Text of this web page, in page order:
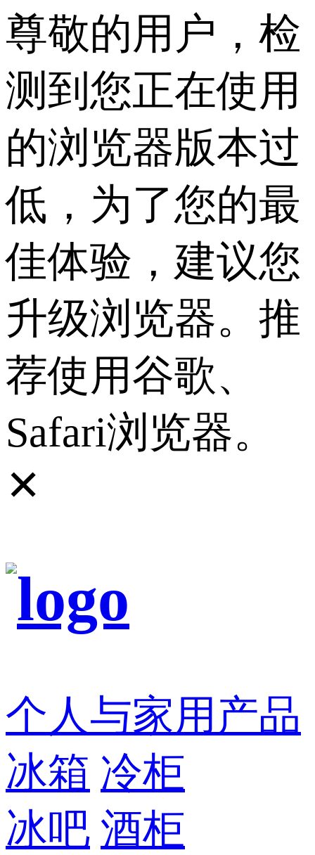
尊敬的用户，检
测到您正在使用
的浏览器版本过
低，为了您的最
佳体验，建议您
升级浏览器。推
荐使用谷歌、
Safari浏览器。
✕
个人与家用产品
冰箱 冷柜
冰吧 酒柜